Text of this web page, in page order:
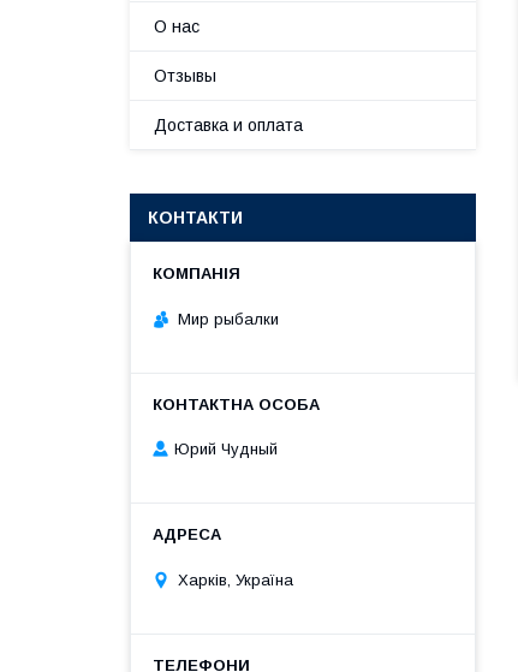
О нас
Отзывы
Доставка и оплата
КОНТАКТИ
Мир рыбалки
Юрий Чудный
Харків, Україна